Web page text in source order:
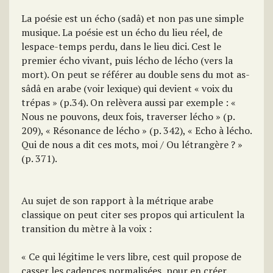
La poésie est un écho (sadâ) et non pas une simple
musique. La poésie est un écho du lieu réel, de
lespace-temps perdu, dans le lieu dici. Cest le
premier écho vivant, puis lécho de lécho (vers la
mort). On peut se référer au double sens du mot as-
sâdâ en arabe (voir lexique) qui devient « voix du
trépas » (p.34). On relèvera aussi par exemple : «
Nous ne pouvons, deux fois, traverser lécho » (p.
209), « Résonance de lécho » (p. 342), « Echo à lécho.
Qui de nous a dit ces mots, moi / Ou létrangère ? »
(p. 371).
Au sujet de son rapport à la métrique arabe
classique on peut citer ses propos qui articulent la
transition du mètre à la voix :
« Ce qui légitime le vers libre, cest quil propose de